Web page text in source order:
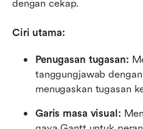
dengan cekap.
Ciri utama:
Penugasan tugasan:
tanggungjawab
menugaskan tugasan
Garis masa visual: